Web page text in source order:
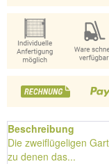
Beschreibung
Die zweiflügeligen
zu denen das...